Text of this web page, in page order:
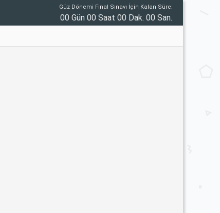
Güz Dönemi Final Sınavı İçin Kalan Süre:
00 Gün 00 Saat 00 Dak. 00 San.